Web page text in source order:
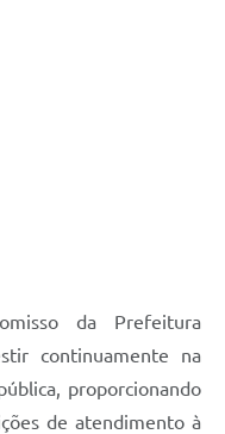
da Prefeitura
continuamente na
proporcionando
de atendimento à